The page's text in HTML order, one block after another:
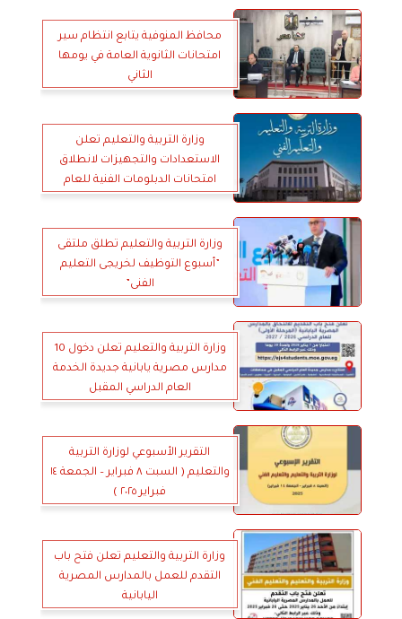
محافظ المنوفية يتابع انتظام سير
امتحانات الثانوية العامة في يومها
الثاني
وزارة التربية والتعليم تعلن
الاستعدادات والتجهيزات لانطلاق
امتحانات الدبلومات الفنية للعام
وزارة التربية والتعليم تطلق ملتقى
”أسبوع التوظيف لخريجى التعليم
الفنى”
وزارة التربية والتعليم تعلن دخول 10
مدارس مصرية يابانية جديدة الخدمة
العام الدراسي المقبل
التقرير الأسبوعي لوزارة التربية
والتعليم ( السبت ٨ فبراير – الجمعة ١٤
فبراير ٢٠٢٥ )
وزارة التربية والتعليم تعلن فتح باب
التقدم للعمل بالمدارس المصرية
اليابانية